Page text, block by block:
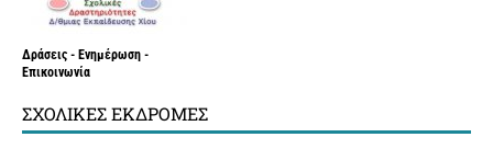
Δράσεις - Ενημέρωση -
Επικοινωνία
ΣΧΟΛΙΚΈΣ ΕΚΔΡΟΜΈΣ